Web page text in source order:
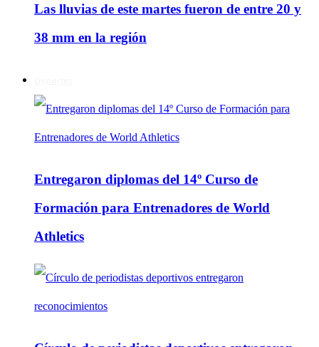
Las lluvias de este martes fueron de entre 20 y
38 mm en la región
Entregaron diplomas del 14º Curso de
Formación para Entrenadores de World
Athletics